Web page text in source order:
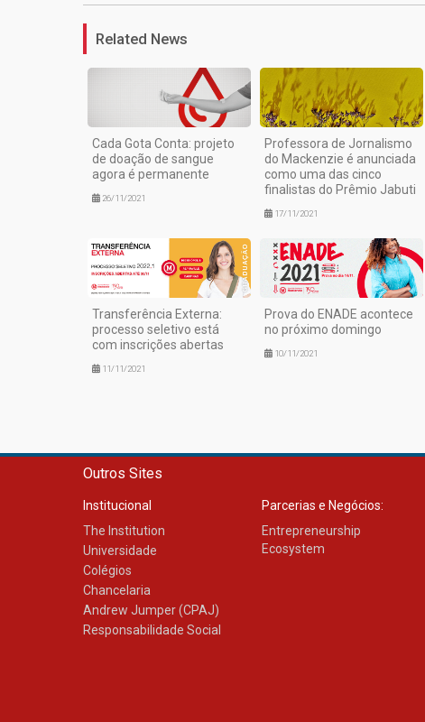
Related News
Cada Gota Conta: projeto
de doação de sangue
agora é permanente
26/11/2021
Professora de Jornalismo
do Mackenzie é anunciada
como uma das cinco
finalistas do Prêmio Jabuti
17/11/2021
Transferência Externa:
processo seletivo está
com inscrições abertas
11/11/2021
Prova do ENADE acontece
no próximo domingo
10/11/2021
Outros Sites
Institucional
The Institution
Universidade
Colégios
Chancelaria
Andrew Jumper (CPAJ)
Responsabilidade Social
Parcerias e Negócios:
Entrepreneurship
Ecosystem